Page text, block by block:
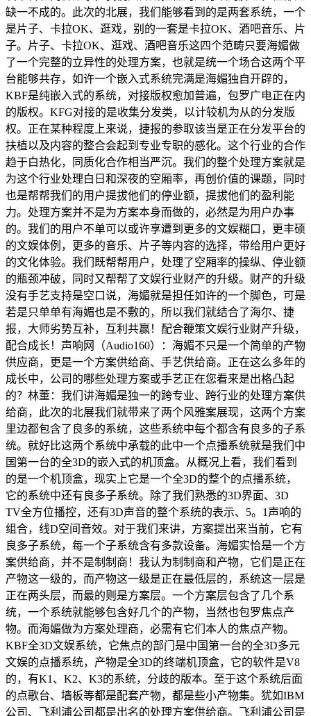
缺一不成的。此次的北展，我们能够看到的是两套系统，一个
是片子、卡拉OK、逛戏，别的一套是卡拉OK、酒吧音乐、片
子。片子、卡拉OK、逛戏、酒吧音乐这四个范畴只要海媚做
了一个完整的立异性的处理方案，也就是统一个场合这两个平
台能够共存，如许一个嵌入式系统完满是海媚独自开辟的，
KBF是纯嵌入式的系统，对接版权愈加普遍，包罗广电正在内
的版权。KFG对接的是收集分发类，以计较机为从的分发版
权。正在某种程度上来说，捷报的参取该当是正在分发平台的
扶植以及内容的整合会起到专业专职的感化。这个行业的合作
趋于白热化，同质化合作相当严沉。我们的整个处理方案就是
为这个行业处理白日和深夜的空厢率，再创价值的课题，同时
也是帮帮我们的用户提拔他们的停业额，提拔他们的盈利能
力。处理方案并不是为方案本身而做的，必然是为用户办事
的。我们的用户不单可以或许享遭到更多的文娱糊口，更丰硕
的文娱体例，更多的音乐、片子等内容的选择，带给用户更好
的文化体验。我们既帮帮用户，处理了空厢率的操纵、停业额
的瓶颈冲破，同时又帮帮了文娱行业财产的升级。财产的升级
没有手艺支持是空口说，海媚就是担任如许的一个脚色，可是
若是只单单有海媚也是不敷的，所以我们就结合了海尔、捷
报，大师劣势互补，互利共赢！配合鞭策文娱行业财产升级，
配合成长！声响网（Audio160）：海媚不只是一个简单的产物
供应商，更是一个方案供给商、手艺供给商。正在这么多年的
成长中，公司的哪些处理方案或手艺正在您看来是出格凸起
的？林董：我们讲海媚是独一的跨专业、跨行业的处理方案供
给商，此次的北展我们就带来了两个风雅案展现，这两个方案
里边都包含了良多的系统，这些系统中每个都含有良多的子系
统。就好比这两个系统中承载的此中一个点播系统就是我们中
国第一台的全3D的嵌入式的机顶盒。从概况上看，我们看到
的是一个机顶盒，现实上它是一个全3D的整个的点播系统，
它的系统中还有良多子系统。除了我们熟悉的3D界面、3D
TV全方位播控，还有3D声音的整个系统的表示、5。1声响的
组合，线D空间音效。对于我们来讲，方案提出来当前，它有
良多子系统，每一个子系统含有多款设备。海媚实恰是一个方
案供给商，并不是制制商！我认为制制商和产物，它们是正在
产物这一级的，而产物这一级是正在最低层的，系统这一层是
正在两头层，而最的则是方案层。一个方案层包含了几个系
统，一个系统就能够包含好几个的产物，当然也包罗焦点产
物。而海媚做为方案处理商，必需有它们本人的焦点产物。
KBF全3D文娱系统，它焦点的部门是中国第一台的全3D多元
文娱的点播系统，产物是全3D的终端机顶盒，它的软件是V8
的，有K1、K2、K3的系统，分歧的版本。至于这个系统后面
的点歌台、墙板等都是配套产物，都是些小产物集。犹如IBM
公司、飞利浦公司都是出名的处理方案供给商。飞利浦公司是